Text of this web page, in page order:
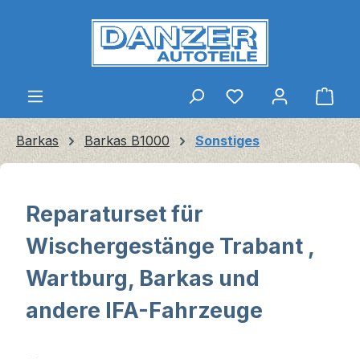
Zum Hauptinhalt springen
Barkas Barkas B1000 Sonstiges
Reparaturset für
Wischergestänge Trabant ,
Wartburg, Barkas und
andere IFA-Fahrzeuge